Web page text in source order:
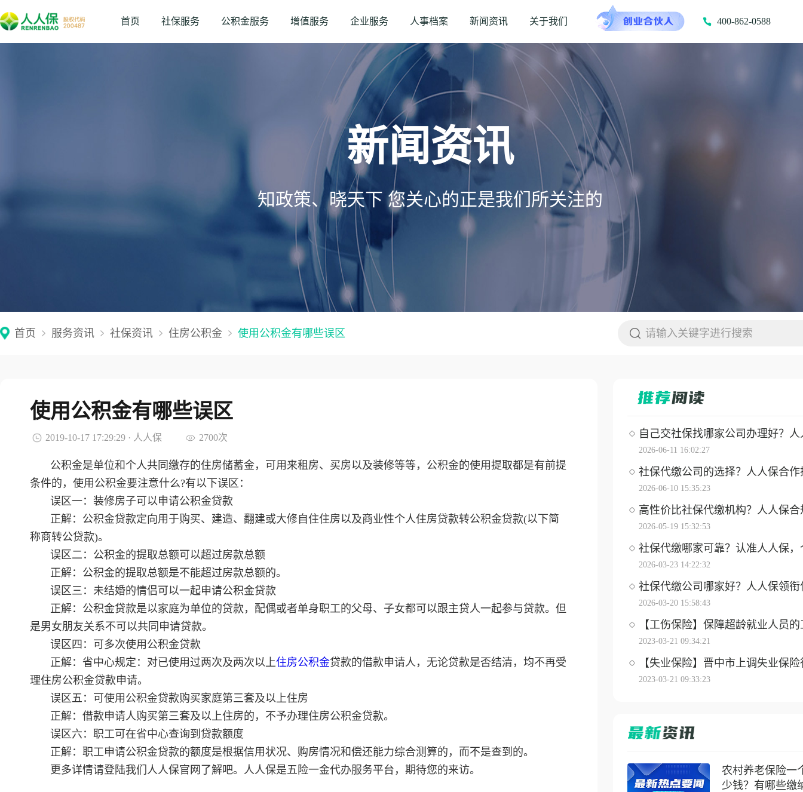
首页 社保服务 公积金服务 增值服务 企业服务 人事档案 新闻资讯 关于我们 400-862-0588
新闻资讯
知政策、晓天下 您关心的正是我们所关注的
首页 服务资讯 社保资讯 住房公积金 使用公积金有哪些误区
使用公积金有哪些误区
2019-10-17 17:29:29 · 人人保 2700次
公积金是单位和个人共同缴存的住房储蓄金，可用来租房、买房以及装修等等，公积金的使用提取都是有前提
条件的，使用公积金要注意什么?有以下误区：
误区一：装修房子可以申请公积金贷款
正解：公积金贷款定向用于购买、建造、翻建或大修自住住房以及商业性个人住房贷款转公积金贷款(以下简
称商转公贷款)。
误区二：公积金的提取总额可以超过房款总额
正解：公积金的提取总额是不能超过房款总额的。
误区三：未结婚的情侣可以一起申请公积金贷款
正解：公积金贷款是以家庭为单位的贷款，配偶或者单身职工的父母、子女都可以跟主贷人一起参与贷款。但
是男女朋友关系不可以共同申请贷款。
误区四：可多次使用公积金贷款
正解：省中心规定：对已使用过两次及两次以上住房公积金贷款的借款申请人，无论贷款是否结清，均不再受
理住房公积金贷款申请。
误区五：可使用公积金贷款购买家庭第三套及以上住房
正解：借款申请人购买第三套及以上住房的，不予办理住房公积金贷款。
误区六：职工可在省中心查询到贷款额度
正解：职工申请公积金贷款的额度是根据信用状况、购房情况和偿还能力综合测算的，而不是查到的。
更多详情请登陆我们人人保官网了解吧。人人保是五险一金代办服务平台，期待您的来访。
自己交社保找哪家公司办理好？人
2026-06-11 16:02:27
社保代缴公司的选择？人人保合作
2026-06-10 15:35:23
高性价比社保代缴机构？人人保合
2026-05-19 15:32:53
社保代缴哪家可靠？认准人人保，
2026-03-23 14:22:32
社保代缴公司哪家好？人人保领衔
2026-03-20 15:58:43
【工伤保险】保障超龄就业人员
2023-03-21 09:34:21
【失业保险】晋中市上调失业保
2023-03-21 09:33:23
农村养老保险一
少钱？有哪些缴